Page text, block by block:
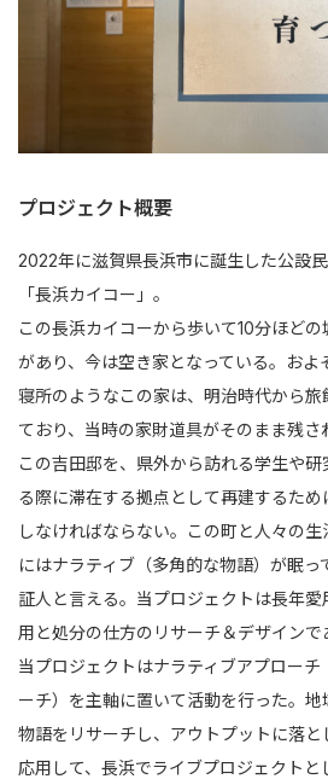
プロジェクト概要
2022年に滋賀県長浜市に誕生した公設
「長浜カイコー」。
この長浜カイコーから歩いて10分ほどの
があり、今は空き家となっている。お
寝所のようなこの家は、明治時代から
ており、当時の家財道具がそのまま残さ
この吉田邸を、県外から訪れる学生や
る際に滞在する拠点として再建するた
しなければならない。この町と人々の
にはナラティブ（多角的な物語）が眠
証人と言える。当プロジェクトは長年
用と処分の仕方のリサーチ＆デザインで
当プロジェクトはナラティブアプローチ
ーチ）を主軸に置いて活動を行った。
物語をリサーチし、アウトプットに落
応用して、長浜でライブプロジェクトと